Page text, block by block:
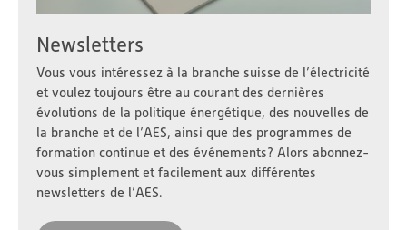
Newsletters
Vous vous intéressez à la branche suisse de l’électricité
et voulez toujours être au courant des dernières
évolutions de la politique énergétique, des nouvelles de
la branche et de l’AES, ainsi que des programmes de
formation continue et des événements? Alors abonnez-
vous simplement et facilement aux différentes
newsletters de l’AES.